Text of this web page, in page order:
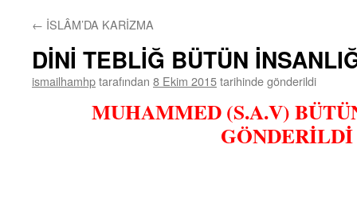
← İSLÂM’DA KARİZMA
DİNİ TEBLİĞ BÜTÜN
ismailhamhptarafından 8 Ekim 2015tarihinde gönderildi
MUHAMMED (S.A.V)
GÖNDERİLDİ